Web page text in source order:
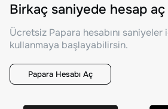
Birkaç saniyede hesap aç
Ücretsiz Papara hesabını saniyeler
kullanmaya başlayabilirsin.
Papara Hesabı Aç